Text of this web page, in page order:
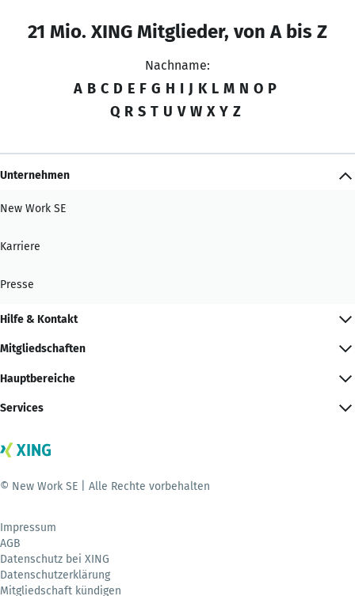
21 Mio. XING Mitglieder, von A bis Z
Nachname:
A B C D E F G H I J K L M N O P
Q R S T U V W X Y Z
Unternehmen
New Work SE
Karriere
Presse
Hilfe & Kontakt
Mitgliedschaften
Hauptbereiche
Services
© New Work SE | Alle Rechte vorbehalten
Impressum
AGB
Datenschutz bei XING
Datenschutzerklärung
Mitgliedschaft kündigen